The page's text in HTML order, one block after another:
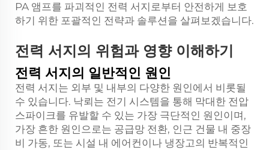
PA 앰프를 파괴적인 전력 서지로부터 안전하게 보호
하기 위한 포괄적인 전략과 솔루션을 살펴보겠습니다.
전력 서지의 위험과 영향 이해하기
전력 서지의 일반적인 원인
전력 서지는 외부 및 내부의 다양한 원인에서 비롯될
수 있습니다. 낙뢰는 전기 시스템을 통해 막대한 전압
스파이크를 유발할 수 있는 가장 극단적인 원인이며,
가장 흔한 원인으로는 공급망 전환, 인근 건물 내 중장
비 가동, 또는 시설 내 에어컨이나 냉장고의 반복적인